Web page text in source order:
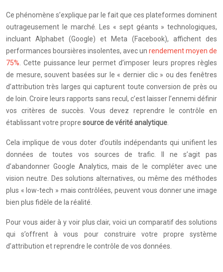
Ce phénomène s’explique par le fait que ces plateformes dominent
outrageusement le marché. Les « sept géants » technologiques,
incluant Alphabet (Google) et Meta (Facebook), affichent des
performances boursières insolentes, avec un rendement moyen de
75%. Cette puissance leur permet d’imposer leurs propres règles
de mesure, souvent basées sur le « dernier clic » ou des fenêtres
d’attribution très larges qui capturent toute conversion de près ou
de loin. Croire leurs rapports sans recul, c’est laisser l’ennemi définir
vos critères de succès. Vous devez reprendre le contrôle en
établissant votre propre source de vérité analytique.
Cela implique de vous doter d’outils indépendants qui unifient les
données de toutes vos sources de trafic. Il ne s’agit pas
d’abandonner Google Analytics, mais de le compléter avec une
vision neutre. Des solutions alternatives, ou même des méthodes
plus « low-tech » mais contrôlées, peuvent vous donner une image
bien plus fidèle de la réalité.
Pour vous aider à y voir plus clair, voici un comparatif des solutions
qui s’offrent à vous pour construire votre propre système
d’attribution et reprendre le contrôle de vos données.